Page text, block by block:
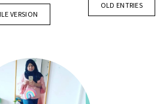
OLD ENTRIES
VERSION